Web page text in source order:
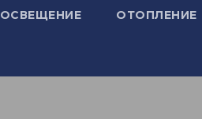
ОСВЕЩЕНИЕ ОТОПЛЕНИЕ